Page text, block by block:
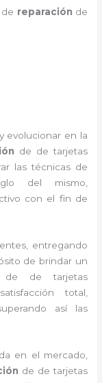
reparación de
evolucionar en la
de de tarjetas
las técnicas de
del mismo,
con el fin de
entregando
de brindar un
de de tarjetas
total,
así las
en el mercado,
de de tarjetas